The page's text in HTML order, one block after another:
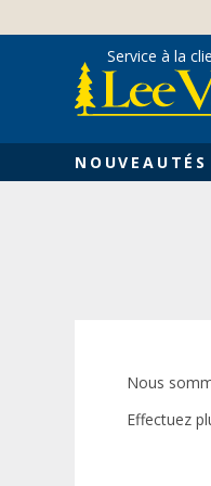
content
NOUVEAUTÉS
Service à la
Nous
Effectuez